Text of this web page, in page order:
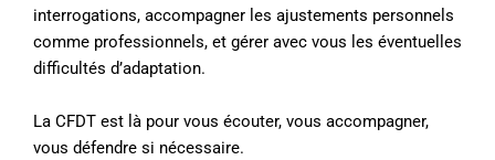
interrogations, accompagner les ajustements personnels
comme professionnels, et gérer avec vous les éventuelles
difficultés d’adaptation.
La CFDT est là pour vous écouter, vous accompagner,
vous défendre si nécessaire.